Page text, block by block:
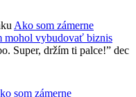
Ako som zámerne
mohol vybudovať biznis
Super, držím ti palce!” dec
som zámerne